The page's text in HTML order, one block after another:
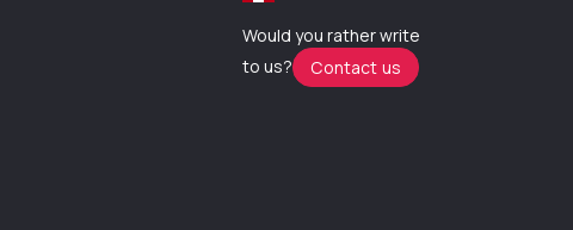
Would you rather write
to us?
Contact us